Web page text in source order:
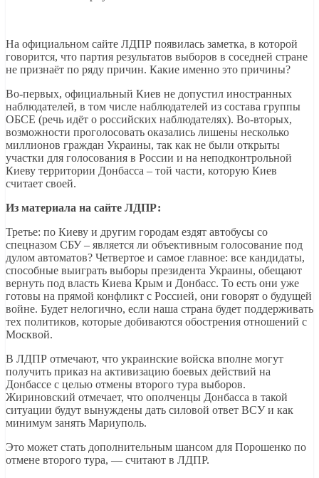
На официальном сайте ЛДПР появилась заметка, в которой
говорится, что партия результатов выборов в соседней стране
не признаёт по ряду причин. Какие именно это причины?
Во-первых, официальный Киев не допустил иностранных
наблюдателей, в том числе наблюдателей из состава группы
ОБСЕ (речь идёт о российских наблюдателях). Во-вторых,
возможности проголосовать оказались лишены несколько
миллионов граждан Украины, так как не были открыты
участки для голосования в России и на неподконтрольной
Киеву территории Донбасса – той части, которую Киев
считает своей.
Из материала на сайте ЛДПР:
Третье: по Киеву и другим городам ездят автобусы со
спецназом СБУ – является ли объективным голосование под
дулом автоматов? Четвертое и самое главное: все кандидаты,
способные выиграть выборы президента Украины, обещают
вернуть под власть Киева Крым и Донбасс. То есть они уже
готовы на прямой конфликт с Россией, они говорят о будущей
войне. Будет нелогично, если наша страна будет поддерживать
тех политиков, которые добиваются обострения отношений с
Москвой.
В ЛДПР отмечают, что украинские войска вполне могут
получить приказ на активизацию боевых действий на
Донбассе с целью отмены второго тура выборов.
Жириновский отмечает, что ополченцы Донбасса в такой
ситуации будут вынуждены дать силовой ответ ВСУ и как
минимум занять Мариуполь.
Это может стать дополнительным шансом для Порошенко по
отмене второго тура, — считают в ЛДПР.